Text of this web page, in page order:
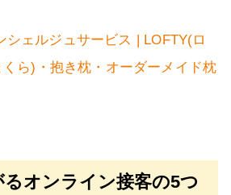
シェルジュサービス | LOFTY(ロ
ら)・抱き枕・オーダーメイド枕
オンライン接客の5つ